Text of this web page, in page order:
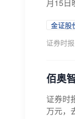
月15日
金证股
证券时
佰奥
证券时
万元，